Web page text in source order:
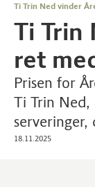
Ti Trin Ned vinder
Ti Trin
ret
Prisen for
Ti Trin
serveringer,
18.11.2025